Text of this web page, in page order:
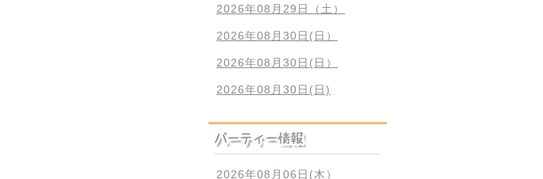
2026年08月29日（土）
2026年08月30日(日）
2026年08月30日(日）
2026年08月30日(日)
2026年08月06日(木）